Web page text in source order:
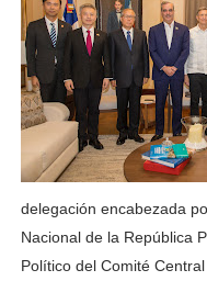
delegación encabezada
Nacional de la República
Político del Comité